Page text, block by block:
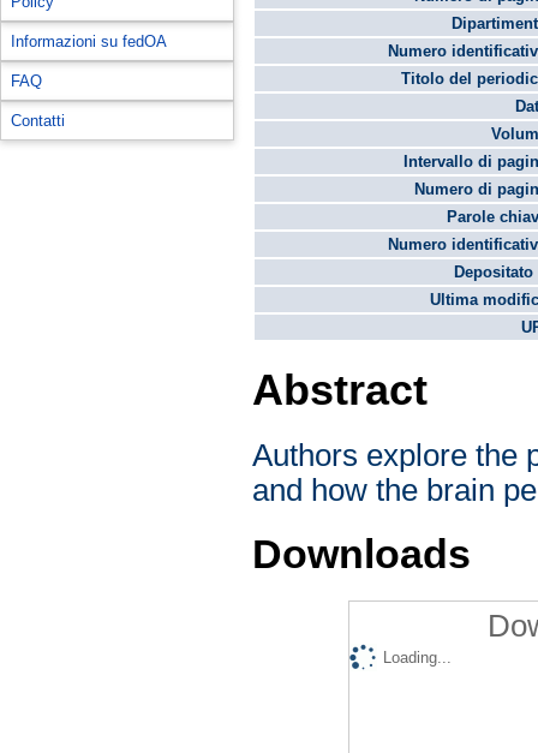
Informazioni su fedOA
FAQ
Contatti
Numero
Titolo del
Intervallo di
Numero di
Parole
Numero
Ultima
Abstract
Authors explore the
and how the brain
Downloads
Loading...